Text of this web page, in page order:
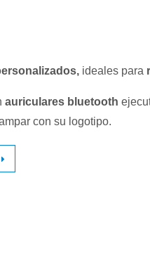
ideales para
auriculares bluetooth
con su logotipo.